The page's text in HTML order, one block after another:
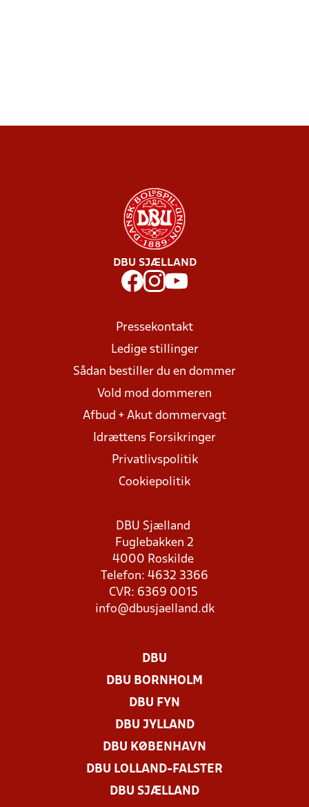
DBU SJÆLLAND
Pressekontakt
Ledige stillinger
Sådan bestiller du en dommer
Vold mod dommeren
Afbud + Akut dommervagt
Idrættens Forsikringer
Privatlivspolitik
Cookiepolitik
DBU Sjælland
Fuglebakken 2
4000 Roskilde
Telefon: 4632 3366
CVR: 6369 0015
info@dbusjaelland.dk
DBU
DBU BORNHOLM
DBU FYN
DBU JYLLAND
DBU KØBENHAVN
DBU LOLLAND-FALSTER
DBU SJÆLLAND